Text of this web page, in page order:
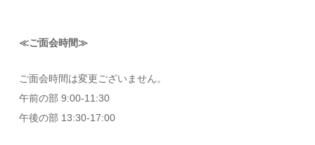
≪ご面会時間≫
ご面会時間は変更ございません。
午前の部 9:00-11:30
午後の部 13:30-17:00